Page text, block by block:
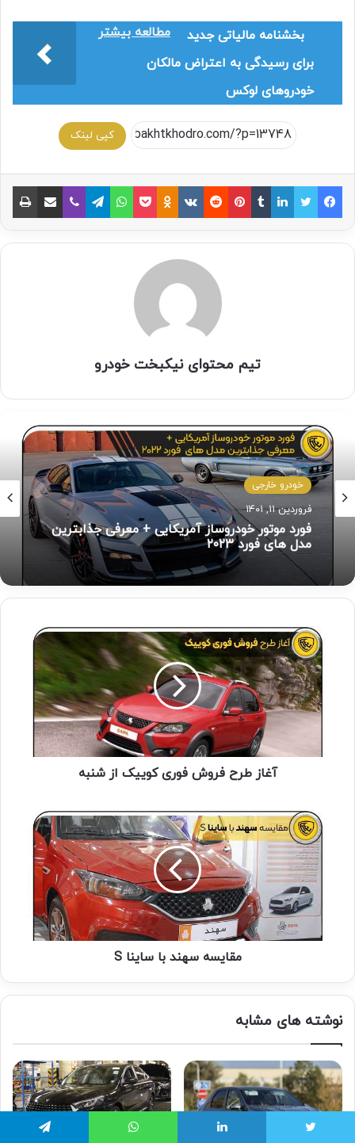
مطالعه بیشتر
بخشنامه مالیاتی جدید
برای رسیدگی به اعتراض مالکان
خودروهای لوکس
کپی لینک
تیم محتوای نیکبخت خودرو
خودرو خارجی
فروردین ۱۱, ۱۴۰۱
فورد موتور خودروساز آمریکایی + معرفی جذابترین
مدل های فورد ۲۰۲۳
آغاز طرح فروش فوری کوییک از شنبه
مقایسه سهند با ساینا S
نوشته های مشابه